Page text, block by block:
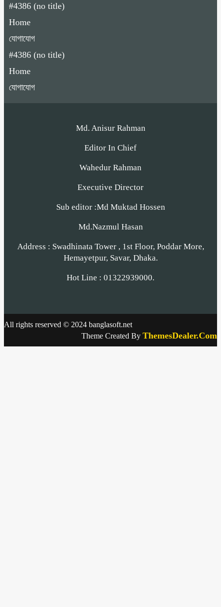
#4386 (no title)
Home
যোগাযোগ
#4386 (no title)
Home
যোগাযোগ
Md. Anisur Rahman
Editor In Chief
Wahedur Rahman
Executive Director
Sub editor :Md Muktad Hossen
Md.Nazmul Hasan
Address : Swadhinata Tower , 1st Floor, Poddar More,
Hemayetpur, Savar, Dhaka.
Hot Line : 01322939000.
All rights reserved © 2024 banglasoft.net
Theme Created By ThemesDealer.Com